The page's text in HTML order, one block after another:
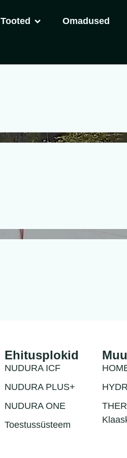
Tooted Omadused
Ehitusplokid
NUDURA ICF
NUDURA PLUS+
NUDURA ONE
Toestussüsteem